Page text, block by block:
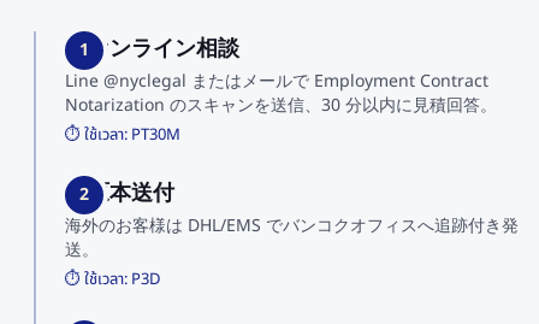
1
1. オンライン相談
Line @nyclegal またはメールで Employment Contract
Notarization のスキャンを送信、30 分以内に見積回答。
⏱️ ใช้เวลา: PT30M
2
2. 原本送付
海外のお客様は DHL/EMS でバンコクオフィスへ追跡付き発
送。
⏱️ ใช้เวลา: P3D